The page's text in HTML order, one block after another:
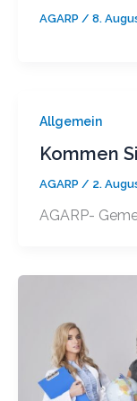
AGARP / 8.
Allgemein
Kommen
AGARP / 2.
AGARP-